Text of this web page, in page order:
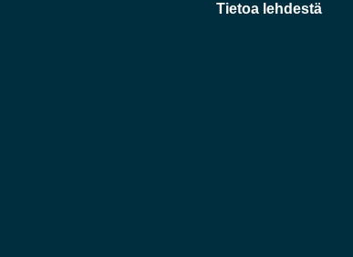
Tietoa lehdestä